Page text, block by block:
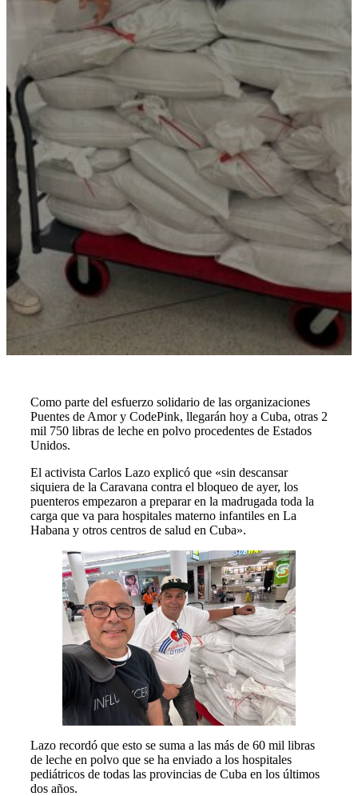
Como parte del esfuerzo solidario de las organizaciones
Puentes de Amor y CodePink, llegarán hoy a Cuba, otras 2
mil 750 libras de leche en polvo procedentes de Estados
Unidos.
El activista Carlos Lazo explicó que «sin descansar
siquiera de la Caravana contra el bloqueo de ayer, los
puenteros empezaron a preparar en la madrugada toda la
carga que va para hospitales materno infantiles en La
Habana y otros centros de salud en Cuba».
Lazo recordó que esto se suma a las más de 60 mil libras
de leche en polvo que se ha enviado a los hospitales
pediátricos de todas las provincias de Cuba en los últimos
dos años.